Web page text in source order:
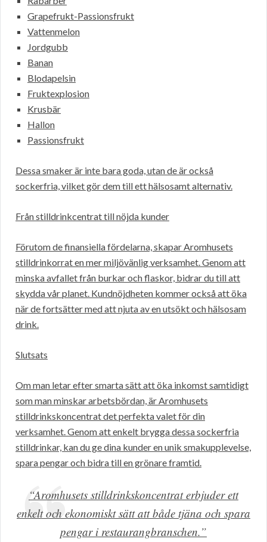
Grapefrukt-Passionsfrukt
Vattenmelon
Jordgubb
Banan
Blodapelsin
Fruktexplosion
Krusbär
Hallon
Passionsfrukt
Dessa smaker är inte bara goda, utan de är också
sockerfria, vilket gör dem till ett hälsosamt alternativ.
Från stilldrinkcentrat till nöjda kunder
Förutom de finansiella fördelarna, skapar Aromhusets
stilldrinkorrat en mer miljövänlig verksamhet. Genom att
minska avfallet från burkar och flaskor, bidrar du till att
skydda vår planet. Kundnöjdheten kommer också att öka
när de fortsätter med att njuta av en utsökt och hälsosam
drink.
Slutsats
Om man letar efter smarta sätt att öka inkomst samtidigt
som man minskar arbetsbördan, är Aromhusets
stilldrinkskoncentrat det perfekta valet för din
verksamhet. Genom att enkelt brygga dessa sockerfria
stilldrinkar, kan du ge dina kunder en unik smakupplevelse,
spara pengar och bidra till en grönare framtid.
“Aromhusets stilldrinkskoncentrat erbjuder ett
enkelt och ekonomiskt sätt att både tjäna och spara
pengar i restaurangbranschen.”